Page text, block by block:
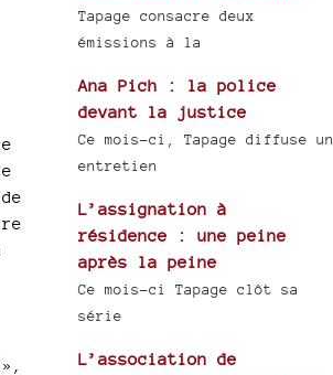
»,
Tapage consacre deux
émissions à la
Ana Pich : la police
devant la justice
Ce mois-ci, Tapage diffuse un
entretien
L’assignation à
résidence : une peine
après la peine
Ce mois-ci Tapage clôt sa
série
L’association de